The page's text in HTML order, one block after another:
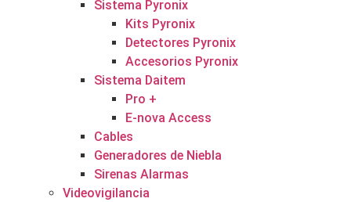
Sistema Pyronix
Kits Pyronix
Detectores Pyronix
Accesorios Pyronix
Sistema Daitem
Pro +
E-nova Access
Cables
Generadores de Niebla
Sirenas Alarmas
Videovigilancia